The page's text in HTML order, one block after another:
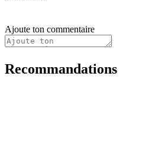
Ajoute ton commentaire
Recommandations